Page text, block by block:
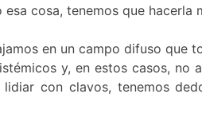
cosa, tenemos que hacerla
en un campo difuso
y, en estos casos,
con clavos, tenemos